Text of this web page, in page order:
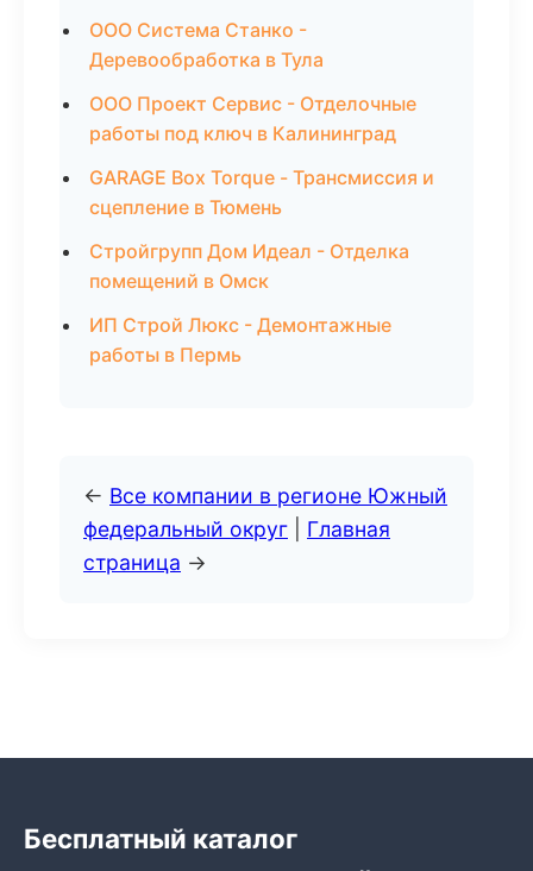
ООО Система Станко -
Деревообработка в Тула
ООО Проект Сервис - Отделочные
работы под ключ в Калининград
GARAGE Box Torque - Трансмиссия и
сцепление в Тюмень
Стройгрупп Дом Идеал - Отделка
помещений в Омск
ИП Строй Люкс - Демонтажные
работы в Пермь
← Все компании в регионе Южный
федеральный округ
Главная
страница →
Бесплатный каталог